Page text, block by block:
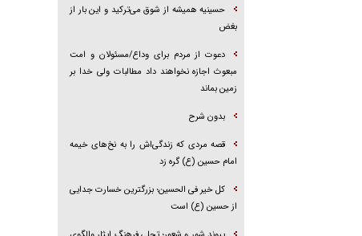
حسینیه همیشه از شوق می‌ترکید و این بار از
بغض
دعوت از مردم برای وداع/مسئولان و امت
مبعوث اجازه نخواهند داد مطالبات ولی خدا بر
زمین بماند
بدون شرح
قصه مردی که زندگی‌اش را به نخ‌های خیمه
امام حسین (ع) گره زد
کل خیر فی الحسین؛ بزرگترین خسارت جدایی
از حسین (ع) است